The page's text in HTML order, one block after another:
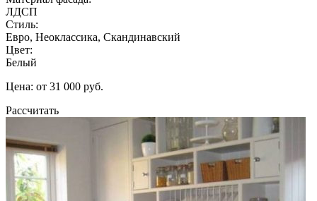
ЛДСП
Стиль:
Евро, Неоклассика, Скандинавский
Цвет:
Белый
Цена: от 31 000 руб.
Рассчитать